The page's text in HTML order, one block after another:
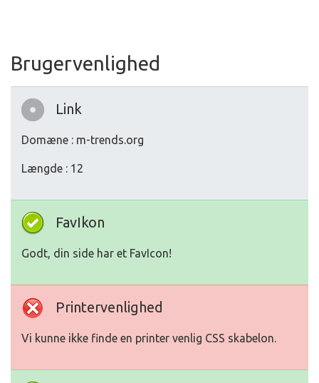
Brugervenlighed
Link
Domæne : m-trends.org
Længde : 12
FavIkon
Godt, din side har et FavIcon!
Printervenlighed
Vi kunne ikke finde en printer venlig CSS skabelon.